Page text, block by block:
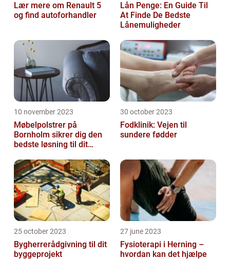
Lær mere om Renault 5
og find autoforhandler
Lån Penge: En Guide Til
At Finde De Bedste
Lånemuligheder
10 november 2023
Møbelpolstrer på
Bornholm sikrer dig den
bedste løsning til dit
30 october 2023
Fodklinik: Vejen til
sundere fødder
25 october 2023
Bygherrerådgivning til dit
byggeprojekt
27 june 2023
Fysioterapi i Herning –
hvordan kan det hjælpe